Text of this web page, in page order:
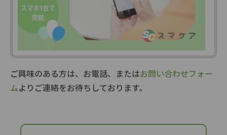
ご興味のある方は、お電話、またはお問い合わせフォー
ムよりご連絡をお待ちしております。